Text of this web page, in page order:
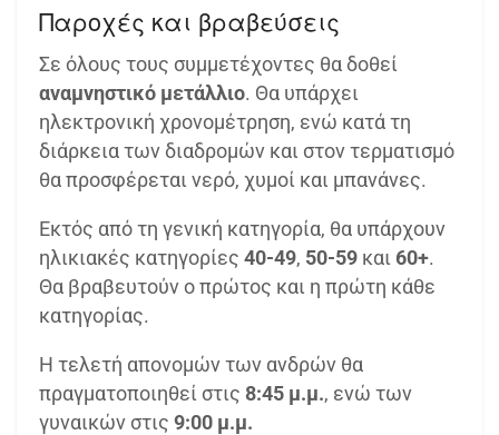
Παροχές και βραβεύσεις
Σε όλους τους συμμετέχοντες θα δοθεί
αναμνηστικό μετάλλιο. Θα υπάρχει
ηλεκτρονική χρονομέτρηση, ενώ κατά τη
διάρκεια των διαδρομών και στον τερματισμό
θα προσφέρεται νερό, χυμοί και μπανάνες.
Εκτός από τη γενική κατηγορία, θα υπάρχουν
ηλικιακές κατηγορίες 40-49, 50-59 και 60+.
Θα βραβευτούν ο πρώτος και η πρώτη κάθε
κατηγορίας.
Η τελετή απονομών των ανδρών θα
πραγματοποιηθεί στις 8:45 μ.μ., ενώ των
γυναικών στις 9:00 μ.μ.